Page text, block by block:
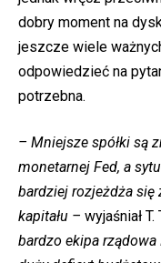
dobry moment na
jeszcze wiele
odpowiedzieć na
potrzebna.
– Mniejsze spółki są
monetarnej Fed, a
bardziej rozjeżdża się
kapitału – wyjaśniał T.
bardzo ekipa rządowa